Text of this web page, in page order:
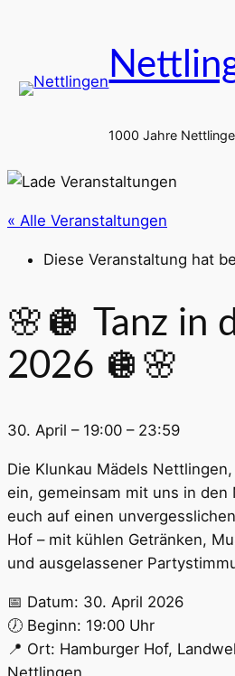
1000 Jahre
« Alle Veranstaltungen
Diese Veranstaltung hat
🌸🪩 Tanz in
2026 🪩🌸
30. April – 19:00 – 23:59
Die Klunkau Mädels
ein, gemeinsam mit uns in den
euch auf einen
Hof – mit kühlen Getränken,
und ausgelassener
📅 Datum: 30. April 2026
🕖 Beginn: 19:00 Uhr
📍 Ort: Hamburger Hof,
Nettlingen